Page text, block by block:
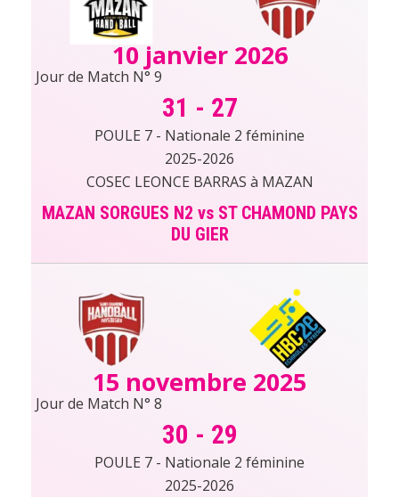
10 janvier 2026
Jour de Match N° 9
31 - 27
POULE 7 - Nationale 2 féminine
2025-2026
COSEC LEONCE BARRAS à MAZAN
MAZAN SORGUES N2 vs ST CHAMOND PAYS
DU GIER
15 novembre 2025
Jour de Match N° 8
30 - 29
POULE 7 - Nationale 2 féminine
2025-2026